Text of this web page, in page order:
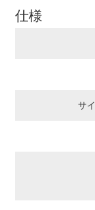
仕様
サ